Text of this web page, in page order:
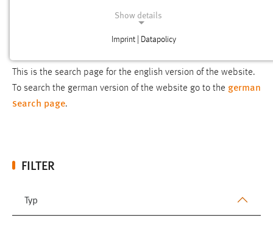
This is the search page for the english version of the website.
To search the german version of the website go to the german
search page.
FILTER
Typ
Show details
Imprint | Datapolicy